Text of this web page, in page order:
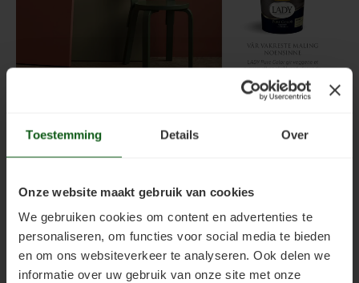
Toestemming Details Over
Onze website maakt gebruik van cookies
We gebruiken cookies om content en advertenties te
personaliseren, om functies voor social media te bieden
en om ons websiteverkeer te analyseren. Ook delen we
informatie over uw gebruik van onze site met onze